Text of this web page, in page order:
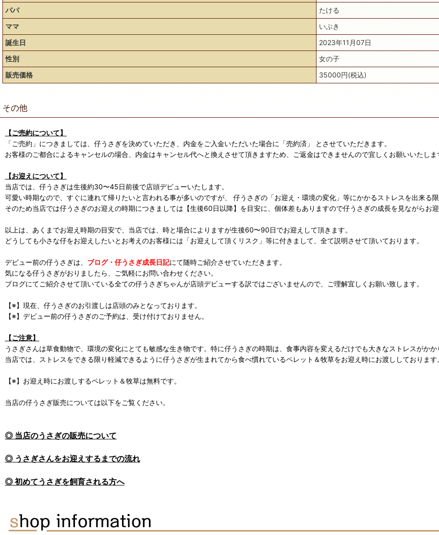
パパ
たける
ママ
いぶき
誕生日
2023年11月07日
性別
女の子
販売価格
35000円(税込)
その他
【ご売約について】
「ご売約」につきましては、仔うさぎを決めていただき、内金をご入金いただいた場合に「売約済」 とさせていただきます。
お客様のご都合によるキャンセルの場合、内金はキャンセル代へと換えさせて頂きますため、ご返金はできませんので宜しくお願いいたしま
【お迎えについて】
当店では、仔うさぎは生後約30〜45日前後で店頭デビューいたします。
可愛い時期なので、すぐに連れて帰りたいと言われる事が多いのですが、 仔うさぎの「お迎え・環境の変化」等にかかるストレスを出来る
そのため当店では仔うさぎのお迎えの時期につきましては【生後60日以降】を目安に、個体差もありますので仔うさぎの成長を見ながらお
以上は、あくまでお迎え時期の目安で、当店では、時と場合によりますが生後60〜90日でお迎えして頂きます。
どうしても小さな仔をお迎えしたいとお考えのお客様には「お迎えして頂くリスク」等に付きまして、全て説明させて頂いております。
デビュー前の仔うさぎは、 ブログ・仔うさぎ成長日記にて随時ご紹介させていただきます。
気になる仔うさぎがおりましたら、ご気軽にお問い合わせください。
ブログにてご紹介させて頂いている全ての仔うさぎちゃんが店頭デビューする訳ではございませんので、ご理解宜しくお願い致します。
【※】現在、仔うさぎのお引渡しは店頭のみとなっております。
【※】デビュー前の仔うさぎのご予約は、受け付けておりません。
【ご注意】
うさぎさんは草食動物で、環境の変化にとても敏感な生き物です。特に仔うさぎの時期は、食事内容を変えるだけでも大きなストレスがかか
当店では、ストレスをできる限り軽減できるように仔うさぎが生まれてから食べ慣れているペレット＆牧草をお迎え時にお渡ししております
【※】お迎え時にお渡しするペレット＆牧草は無料です。
当店の仔うさぎ販売については以下をご覧ください。
◎ 当店のうさぎの販売について
◎ うさぎさんをお迎えするまでの流れ
◎ 初めてうさぎを飼育される方へ